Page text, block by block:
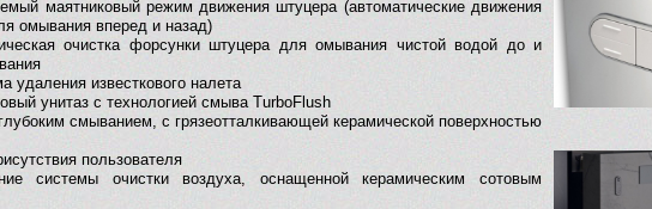
маятниковый режим движения штуцера (автоматические движения
омывания вперед и назад)
очистка форсунки штуцера для омывания чистой водой до и
удаления известкового налета
унитаз с технологией смыва TurboFlush
смыванием, с грязеотталкивающей керамической поверхностью
пользователя
системы очистки воздуха, оснащенной керамическим сотовым